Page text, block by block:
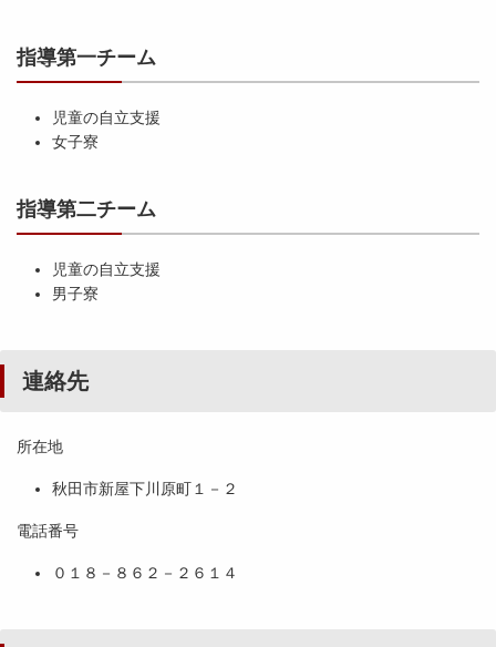
指導第一チーム
児童の自立支援
女子寮
指導第二チーム
児童の自立支援
男子寮
連絡先
所在地
秋田市新屋下川原町１－２
電話番号
０１８－８６２－２６１４